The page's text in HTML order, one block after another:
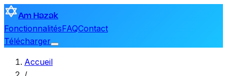
Am Hazak
FonctionnalitésFAQContact
Télécharger
Accueil